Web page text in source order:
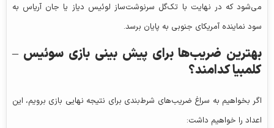
می‌شود که در نهایت با تک‌گل سرنوشت‌ساز لوئیس دیاز یا جان آریاس به
سود نماینده آمریکای جنوبی به پایان برسد.
بهترین ضریب‌ها برای پیش‌ بینی بازیسوئیس –
کلمبیا کدامند؟
اگر بخواهیم به سراغ ضریب‌های شرط‌بندی برای نتیجه نهایی بازی برویم، این
اعداد را خواهیم داشت: